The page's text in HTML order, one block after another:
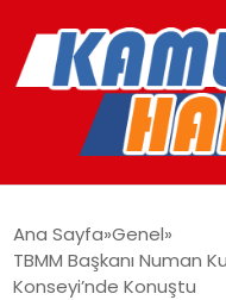
YAŞAM
Ana Sayfa Genel
TBMM Başkanı Numan
Konseyi’nde Konuştu